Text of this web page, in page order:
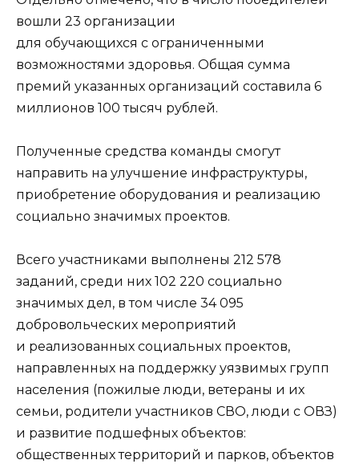
вошли 23 организации
для обучающихся с ограниченными
возможностями здоровья. Общая сумма
премий указанных организаций составила 6
миллионов 100 тысяч рублей.
Полученные средства команды смогут
направить на улучшение инфраструктуры,
приобретение оборудования и реализацию
социально значимых проектов.
Всего участниками выполнены 212 578
заданий, среди них 102 220 социально
значимых дел, в том числе 34 095
добровольческих мероприятий
и реализованных социальных проектов,
направленных на поддержку уязвимых групп
населения (пожилые люди, ветераны и их
семьи, родители участников СВО, люди с ОВЗ)
и развитие подшефных объектов:
общественных территорий и парков, объектов